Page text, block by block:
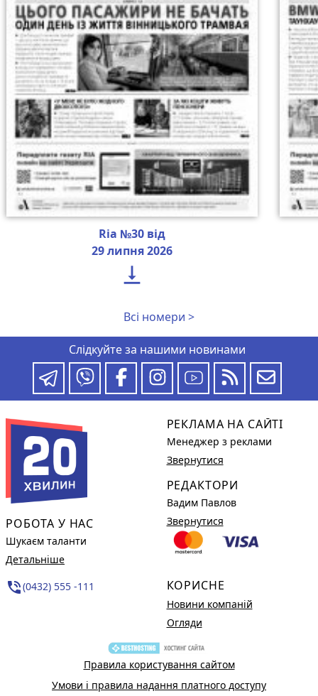
Ria №30 від
29 липня 2026

Всі номери >
Слідкуйте за нашими новинами
РОБОТА У НАС
Шукаєм таланти
Детальніше
phone_in_talk(0432) 555 -111
РЕКЛАМА НА САЙТІ
Менеджер з реклами
Звернутися
РЕДАКТОРИ
Вадим Павлов
Звернутися
КОРИСНЕ
Новини компаній
Огляди
Правила користування сайтом
Умови і правила надання платного доступу